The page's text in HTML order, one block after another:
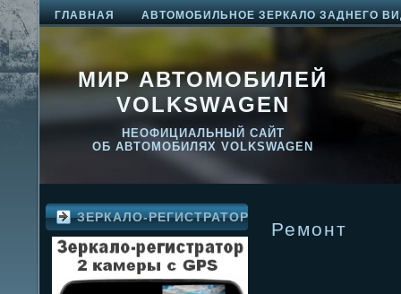
ГЛАВНАЯ АВТОМОБИЛЬНОЕ ЗЕРКАЛО ЗАДНЕГО
МИР АВТОМОБИЛЕЙ
VOLKSWAGEN
НЕОФИЦИАЛЬНЫЙ САЙТ
ОБ АВТОМОБИЛЯХ VOLKSWAGEN
ЗЕРКАЛО-РЕГИСТРАТОР
Ремонт